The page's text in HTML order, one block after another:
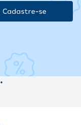
Cadastre-se